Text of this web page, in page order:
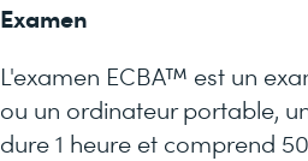
Examen
L'examen ECBA™ est un
ou un ordinateur portable,
dure 1 heure et comprend